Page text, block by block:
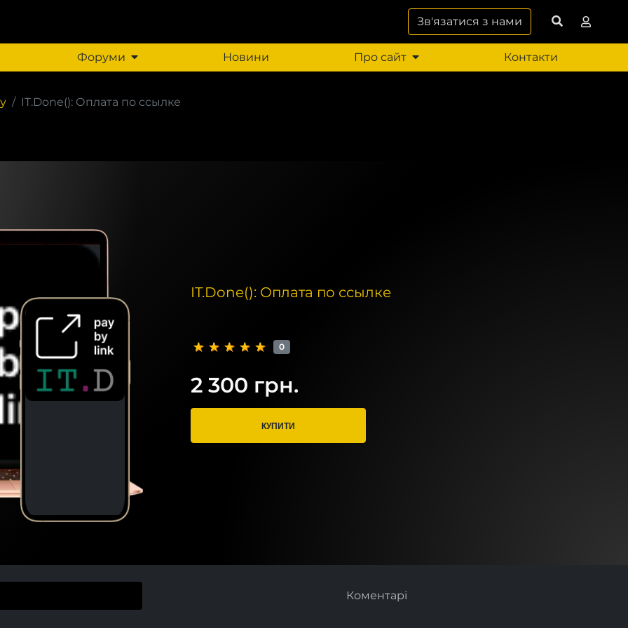
Зв'язатися з нами
Форуми Новини Про сайт Контакти
IT.Done(): Оплата по ссылке
IT.Done(): Оплата по ссылке
0
2 300 грн.
КУПИТИ
Коментарі